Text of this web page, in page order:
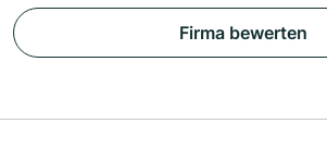
Firma bewerten